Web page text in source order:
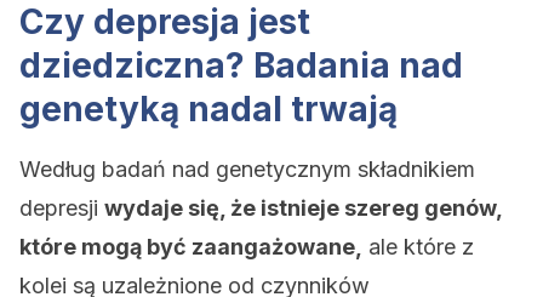
Czy depresja jest
dziedziczna? Badania nad
genetyką nadal trwają
Według badań nad genetycznym składnikiem
depresji wydaje się, że istnieje szereg genów,
które mogą być zaangażowane, ale które z
kolei są uzależnione od czynników